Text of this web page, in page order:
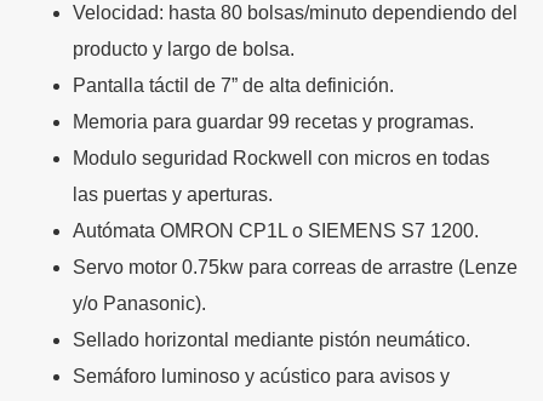
Velocidad: hasta 80 bolsas/minuto dependiendo del
producto y largo de bolsa.
Pantalla táctil de 7” de alta definición.
Memoria para guardar 99 recetas y programas.
Modulo seguridad Rockwell con micros en todas
las puertas y aperturas.
Autómata OMRON CP1L o SIEMENS S7 1200.
Servo motor 0.75kw para correas de arrastre (Lenze
y/o Panasonic).
Sellado horizontal mediante pistón neumático.
Semáforo luminoso y acústico para avisos y